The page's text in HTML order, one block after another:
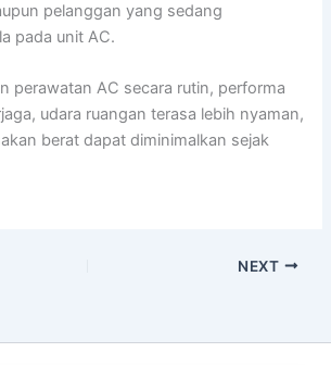
pelanggan yang sedang
pada unit AC.
perawatan AC secara rutin, performa
udara ruangan terasa lebih nyaman,
berat dapat diminimalkan sejak
NEXT